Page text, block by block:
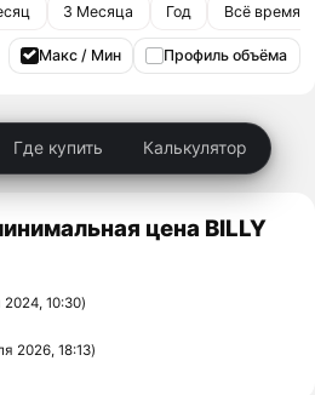
3 Месяца Год Всё время
Макс / Мин Профиль объёма
Где купить Калькулятор
цена BILLY
2024, 10:30)
2026, 18:13)